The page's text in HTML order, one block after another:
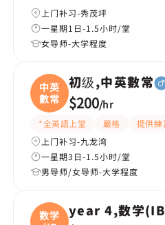
上门补习-秀茂坪
一星期1日-1.5小时/堂
女导师-大学程度
中英
數常
初级,中英數常
$200/hr
*全英語上堂 嚴格 提供
上门补习-九龙湾
一星期3日-1.5小时/堂
男导师/女导师-大学程度
数学
year 4,数学